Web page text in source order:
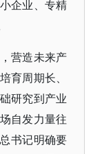
企业、专精
营造未来产
育周期长、
研究到产业
自发力量往
书记明确要